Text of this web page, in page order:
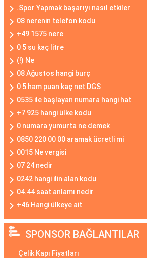
.Spor Yapmak başarıyı nasıl etkiler
08 nerenin telefon kodu
+49 1575 nere
0 5 su kaç litre
(!) Ne
08 Ağustos hangi burç
0 5 ham puan kaç net DGS
0535 ile başlayan numara hangi hat
+7 925 hangi ülke kodu
0 numara yumurta ne demek
0850 220 00 00 aramak ücretli mi
0015 Ne vergisi
07 24 nedir
0242 hangi ilin alan kodu
04.44 saat anlamı nedir
+46 Hangi ülkeye ait
SPONSOR BAĞLANTILAR
Çelik Kapı Fiyatları